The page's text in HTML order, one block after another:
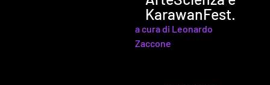
KarawanFest.
a cura di Leonardo
Zaccone